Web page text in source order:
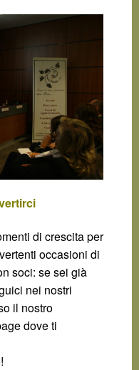
di crescita per
occasioni di
soci: se sei già
nei nostri
il nostro
dove ti